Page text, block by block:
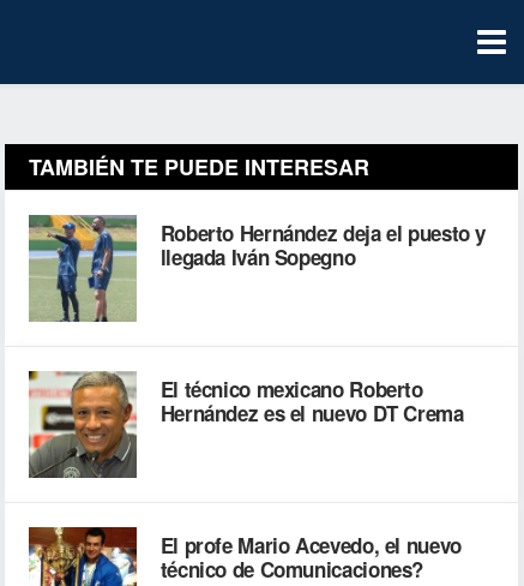
TAMBIÉN TE PUEDE INTERESAR
Roberto Hernández deja el puesto y
llegada Iván Sopegno
El técnico mexicano Roberto
Hernández es el nuevo DT Crema
El profe Mario Acevedo, el nuevo
técnico de Comunicaciones?